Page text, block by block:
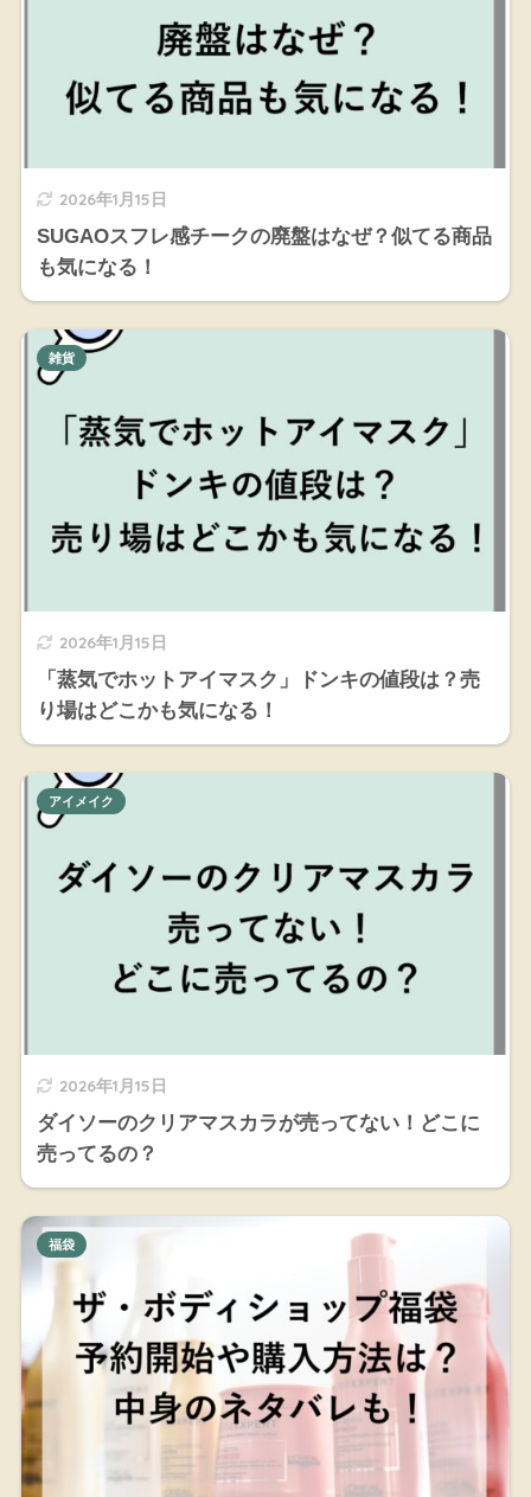
2026年1月15日
SUGAOスフレ感チークの廃盤はなぜ？似てる商品
も気になる！
2026年1月15日
「蒸気でホットアイマスク」ドンキの値段は？売
り場はどこかも気になる！
雑貨
2026年1月15日
ダイソーのクリアマスカラが売ってない！どこに
売ってるの？
アイメイク
福袋